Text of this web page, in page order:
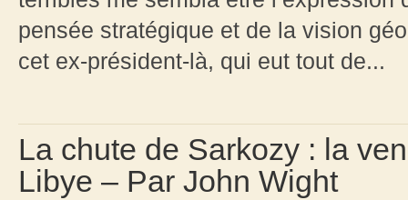
pensée stratégique et de la vision
cet ex-président-là, qui eut tout de...
La chute de Sarkozy : la
Libye – Par John Wight